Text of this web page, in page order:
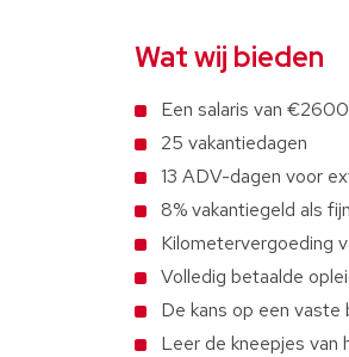
Wat wij bieden
Een salaris van
25 vakantiedagen
13 ADV-dagen voor
8% vakantiegeld als
Kilometervergoeding
Volledig betaalde
De kans op een vaste
Leer de kneepjes van